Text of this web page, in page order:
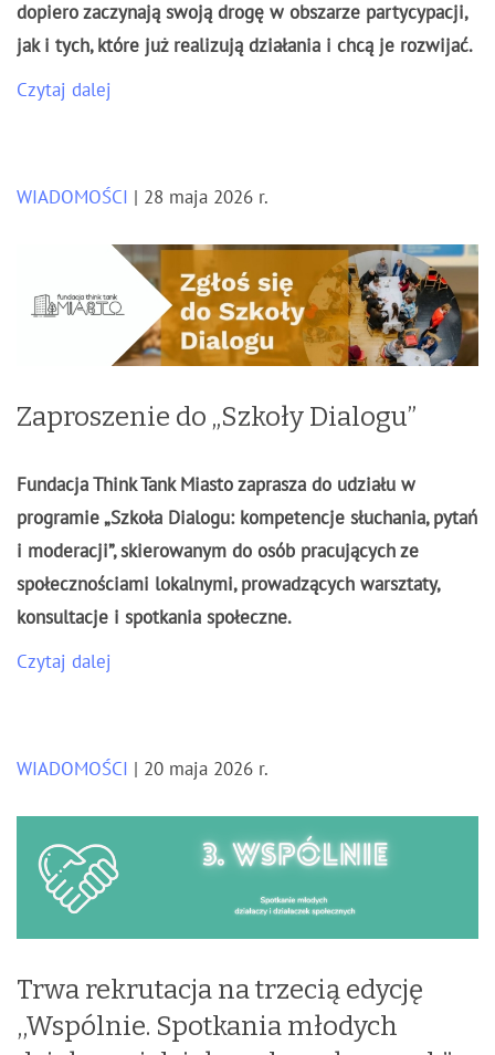
dopiero zaczynają swoją drogę w obszarze partycypacji,
jak i tych, które już realizują działania i chcą je rozwijać.
Czytaj dalej
WIADOMOŚCI | 28 maja 2026 r.
Zaproszenie do „Szkoły Dialogu”
Fundacja Think Tank Miasto zaprasza do udziału w
programie „Szkoła Dialogu: kompetencje słuchania, pytań
i moderacji”, skierowanym do osób pracujących ze
społecznościami lokalnymi, prowadzących warsztaty,
konsultacje i spotkania społeczne.
Czytaj dalej
WIADOMOŚCI | 20 maja 2026 r.
Trwa rekrutacja na trzecią edycję
,,Wspólnie. Spotkania młodych